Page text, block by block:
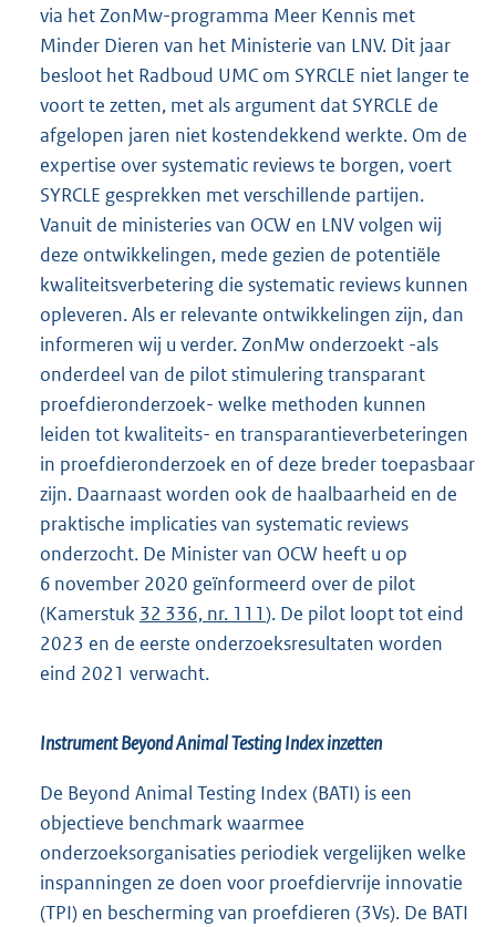
via het ZonMw-programma Meer Kennis met
Minder Dieren van het Ministerie van LNV. Dit jaar
besloot het Radboud UMC om SYRCLE niet langer te
voort te zetten, met als argument dat SYRCLE de
afgelopen jaren niet kostendekkend werkte. Om de
expertise over systematic reviews te borgen, voert
SYRCLE gesprekken met verschillende partijen.
Vanuit de ministeries van OCW en LNV volgen wij
deze ontwikkelingen, mede gezien de potentiële
kwaliteitsverbetering die systematic reviews kunnen
opleveren. Als er relevante ontwikkelingen zijn, dan
informeren wij u verder. ZonMw onderzoekt -als
onderdeel van de pilot stimulering transparant
proefdieronderzoek- welke methoden kunnen
leiden tot kwaliteits- en transparantieverbeteringen
in proefdieronderzoek en of deze breder toepasbaar
zijn. Daarnaast worden ook de haalbaarheid en de
praktische implicaties van systematic reviews
onderzocht. De Minister van OCW heeft u op
6 november 2020 geïnformeerd over de pilot
(Kamerstuk 32 336, nr. 111). De pilot loopt tot eind
2023 en de eerste onderzoeksresultaten worden
eind 2021 verwacht.
Instrument Beyond Animal Testing Index inzetten
De Beyond Animal Testing Index (BATI) is een
objectieve benchmark waarmee
onderzoeksorganisaties periodiek vergelijken welke
inspanningen ze doen voor proefdiervrije innovatie
(TPI) en bescherming van proefdieren (3Vs). De BATI